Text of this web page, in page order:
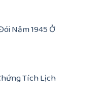
Năm 1945 Ở
Tích Lịch